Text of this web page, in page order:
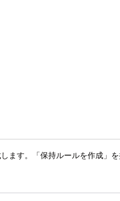
す。「保持ルールを作成」を